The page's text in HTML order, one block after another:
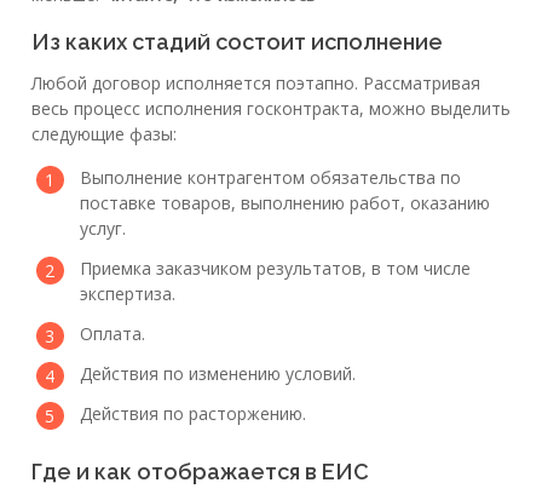
Из каких стадий состоит исполнение
Любой договор исполняется поэтапно. Рассматривая
весь процесс исполнения госконтракта, можно выделить
следующие фазы:
Выполнение контрагентом обязательства по
поставке товаров, выполнению работ, оказанию
услуг.
Приемка заказчиком результатов, в том числе
экспертиза.
Оплата.
Действия по изменению условий.
Действия по расторжению.
Где и как отображается в ЕИС